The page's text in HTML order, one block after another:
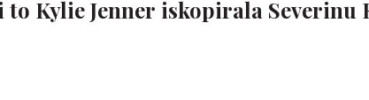
to Kylie Jenner iskopirala Severinu